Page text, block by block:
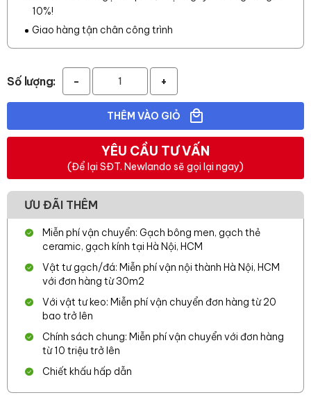
10%!
Giao hàng tận chân công trình
Số lượng: - +
THÊM VÀO GIỎ
YÊU CẦU TƯ VẤN
(Để lại SĐT. Newlando sẽ gọi lại ngay)
ƯU ĐÃI THÊM
Miễn phí vận chuyển: Gạch bông men, gạch thẻ
ceramic, gạch kính tại Hà Nội, HCM
Vật tư gạch/đá: Miễn phí vận nội thành Hà Nội, HCM
với đơn hàng từ 30m2
Với vật tư keo: Miễn phí vận chuyển đơn hàng từ 20
bao trở lên
Chính sách chung: Miễn phí vận chuyển với đơn hàng
từ 10 triệu trở lên
Chiết khấu hấp dẫn